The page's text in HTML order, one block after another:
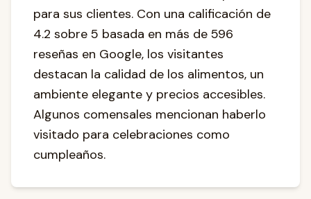
para sus clientes. Con una calificación de
4.2 sobre 5 basada en más de 596
reseñas en Google, los visitantes
destacan la calidad de los alimentos, un
ambiente elegante y precios accesibles.
Algunos comensales mencionan haberlo
visitado para celebraciones como
cumpleaños.